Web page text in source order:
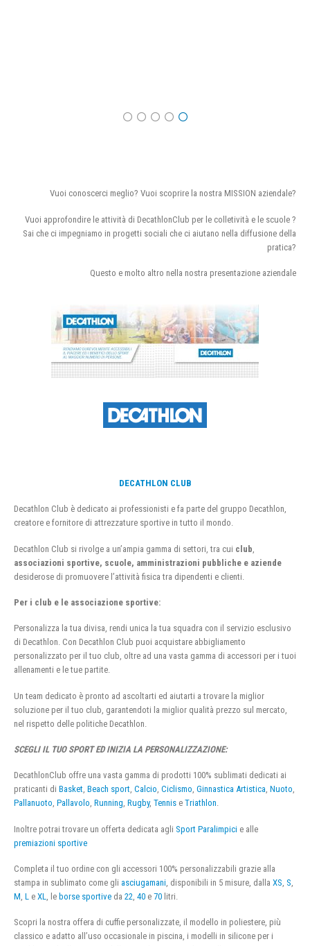
Vuoi conoscerci meglio? Vuoi scoprire la nostra MISSION aziendale?
Vuoi approfondire le attività di DecathlonClub per le colletività e le scuole ?
Sai che ci impegniamo in progetti sociali che ci aiutano nella diffusione della
pratica?
Questo e molto altro nella nostra presentazione aziendale
DECATHLON CLUB
Decathlon Club è dedicato ai professionisti e fa parte del gruppo Decathlon,
creatore e fornitore di attrezzature sportive in tutto il mondo.
Decathlon Club si rivolge a un’ampia gamma di settori, tra cui club
associazioni sportive, scuole, amministrazioni pubbliche e aziende
desiderose di promuovere l’attività fisica tra dipendenti e clienti.
Per i club e le associazione sportive:
Personalizza la tua divisa, rendi unica la tua squadra con il servizio esclusivo
di Decathlon. Con Decathlon Club puoi acquistare abbigliamento
personalizzato per il tuo club, oltre ad una vasta gamma di accessori per i tuoi
allenamenti e le tue partite.
Un team dedicato è pronto ad ascoltarti ed aiutarti a trovare la miglior
soluzione per il tuo club, garantendoti la miglior qualità prezzo sul mercato,
nel rispetto delle politiche Decathlon.
SCEGLI IL TUO SPORT ED INIZIA LA PERSONALIZZAZIONE:
DecathlonClub offre una vasta gamma di prodotti 100% sublimati dedicati ai
praticanti di Basket, Beach sport, Calcio, Ciclismo, Ginnastica Artistica, Nuoto,
Pallanuoto, Pallavolo, Running, Rugby, Tennis e Triathlon.
Inoltre potrai trovare un offerta dedicata agli Sport Paralimpici e alle
premiazioni sportive
Completa il tuo ordine con gli accessori 100% personalizzabili grazie alla
stampa in sublimato come gli asciugamani , disponibili in 5 misure, dalla XS S
M L e XL , le borse sportive da 22 40 e 70 litri.
Scopri la nostra offera di cuffie personalizzate, il modello in poliestere, più
classico e adatto all’uso occasionale in piscina, i modelli in silicone per i